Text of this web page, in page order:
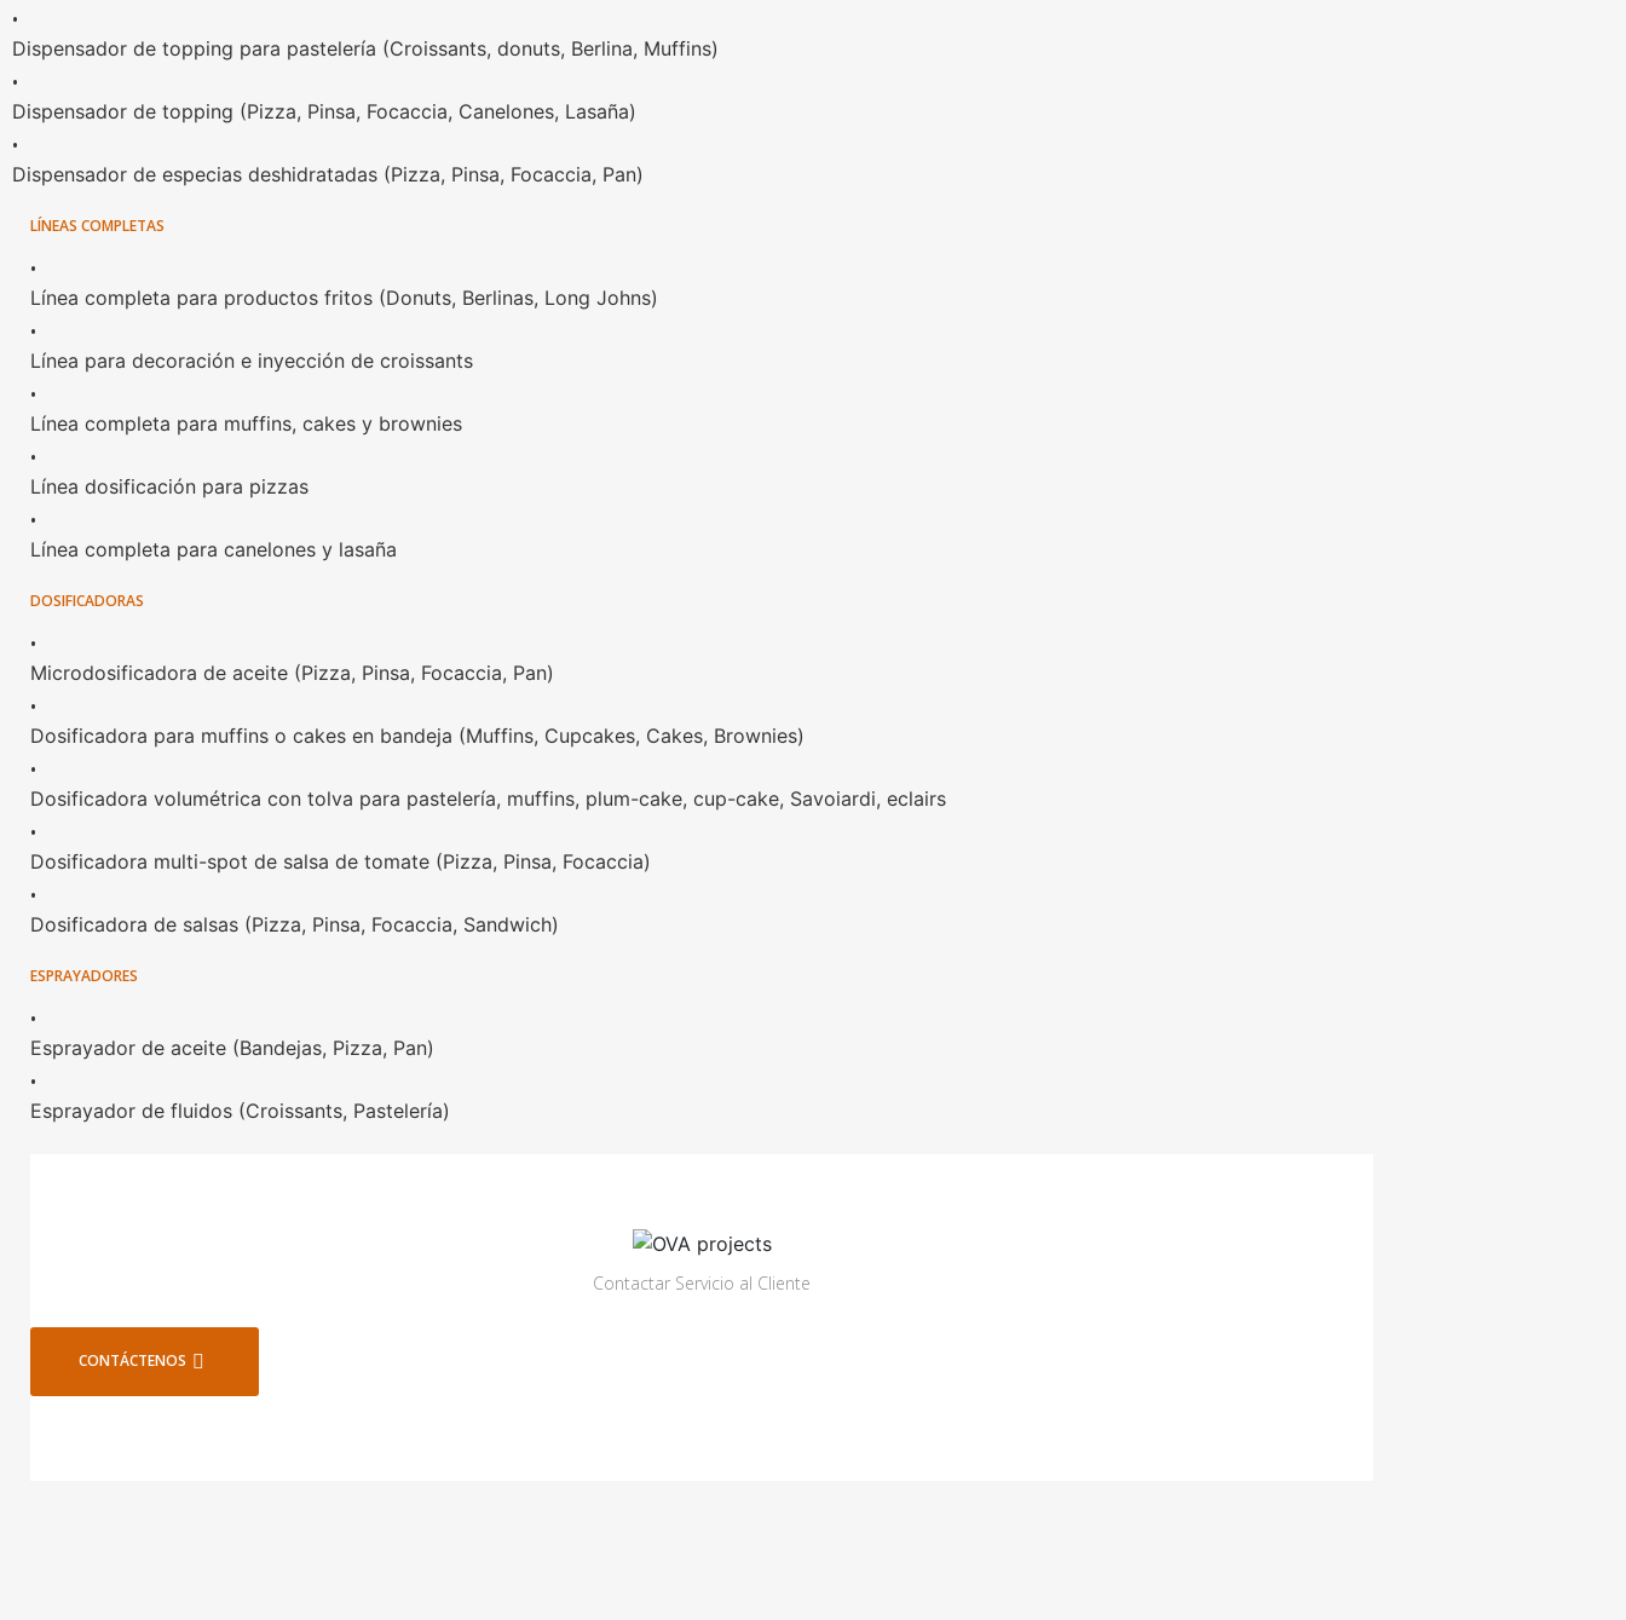
•
Dispensador de topping para pastelería (Croissants, donuts, Berlina, Muffins)
•
Dispensador de topping (Pizza, Pinsa, Focaccia, Canelones, Lasaña)
•
Dispensador de especias deshidratadas (Pizza, Pinsa, Focaccia, Pan)
LÍNEAS COMPLETAS
•
Línea completa para productos fritos (Donuts, Berlinas, Long Johns)
•
Línea para decoración e inyección de croissants
•
Línea completa para muffins, cakes y brownies
•
Línea dosificación para pizzas
•
Línea completa para canelones y lasaña
DOSIFICADORAS
•
Microdosificadora de aceite (Pizza, Pinsa, Focaccia, Pan)
•
Dosificadora para muffins o cakes en bandeja (Muffins, Cupcakes, Cakes, Brownies)
•
Dosificadora volumétrica con tolva para pastelería, muffins, plum-cake, cup-cake, Savoiardi, eclairs
•
Dosificadora multi-spot de salsa de tomate (Pizza, Pinsa, Focaccia)
•
Dosificadora de salsas (Pizza, Pinsa, Focaccia, Sandwich)
ESPRAYADORES
•
Esprayador de aceite (Bandejas, Pizza, Pan)
•
Esprayador de fluidos (Croissants, Pastelería)
Contactar Servicio al Cliente
CONTÁCTENOS